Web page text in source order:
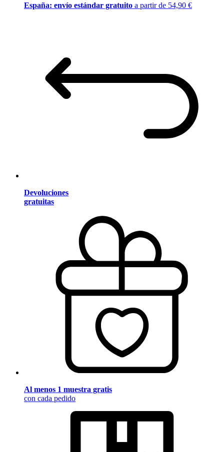
España: envío estándar gratuito a partir de 54,90 €
Devoluciones
gratuitas
Al menos 1 muestra gratis
con cada pedido